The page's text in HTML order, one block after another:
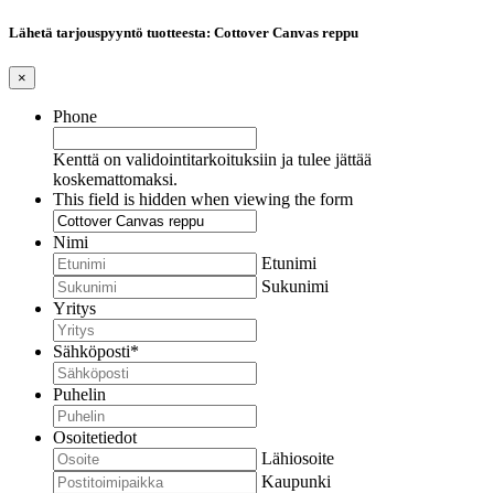
Lähetä tarjouspyyntö tuotteesta: Cottover Canvas reppu
×
Phone
Kenttä on validointitarkoituksiin ja tulee jättää
koskemattomaksi.
This field is hidden when viewing the form
Nimi
Etunimi
Sukunimi
Yritys
Sähköposti*
Puhelin
Osoitetiedot
Lähiosoite
Kaupunki